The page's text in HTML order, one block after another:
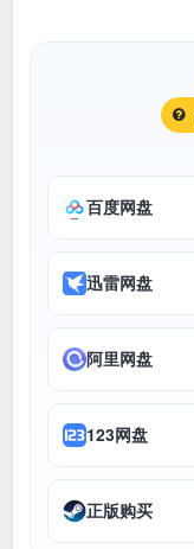
百度网盘
迅雷网盘
阿里网盘
123网盘
正版购买